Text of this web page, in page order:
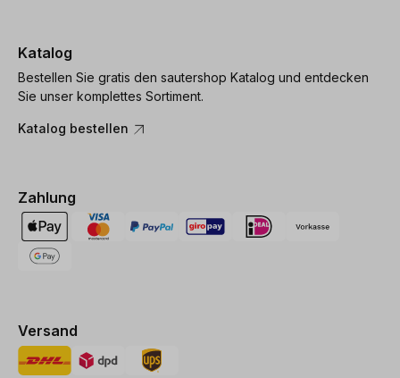
Katalog
Bestellen Sie gratis den sautershop Katalog und entdecken
Sie unser komplettes Sortiment.
Katalog bestellen
Zahlung
Versand